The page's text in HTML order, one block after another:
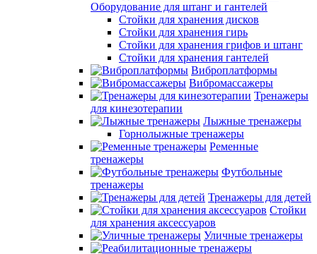
Оборудование для штанг и гантелей
Стойки для хранения дисков
Стойки для хранения гирь
Стойки для хранения грифов и штанг
Стойки для хранения гантелей
Виброплатформы
Вибромассажеры
Тренажеры
для кинезотерапии
Лыжные тренажеры
Горнолыжные тренажеры
Ременные
тренажеры
Футбольные
тренажеры
Тренажеры для детей
Стойки
для хранения аксессуаров
Уличные тренажеры